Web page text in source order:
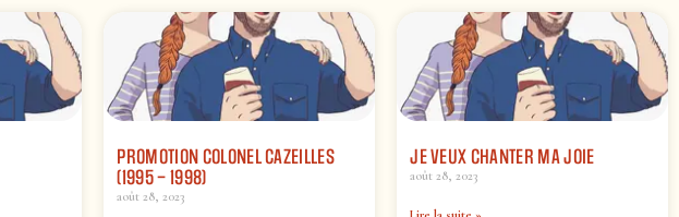
PROMOTION COLONEL CAZEILLES
(1995 – 1998)
août 28, 2023
JE VEUX CHANTER MA JOIE
août 28, 2023